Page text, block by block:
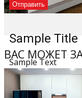
Sample Title
Sample Text
ВАС МОЖЕТ